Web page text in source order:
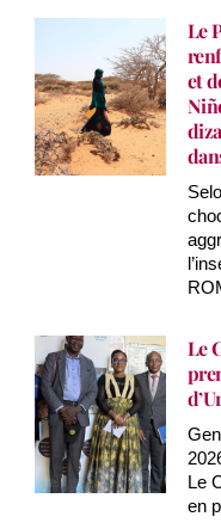
Le
et
Le
Le
en